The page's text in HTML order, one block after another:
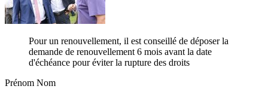
Pour un renouvellement, il est conseillé de déposer la
demande de renouvellement 6 mois avant la date
d'échéance pour éviter la rupture des droits
Prénom Nom